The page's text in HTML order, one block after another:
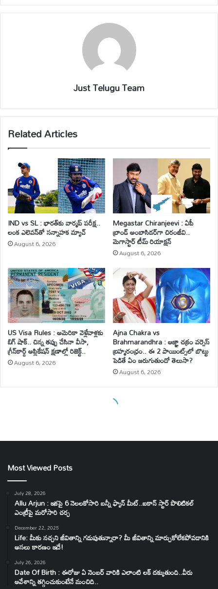
Most Viewed Posts
July 28, 2026
Allu Arjun : ఇకపై 6 నెలలకోసారి బన్నీ ఫ్యాన్ మీట్..ఐకాన్ స్టార్ పొలిటికల్
ఎంట్రీపై మరోసారి చర్చ
December 22, 2025
Life: మీకు నచ్చని జీవితాన్ని గడుపుతున్నారా? మీ జీవితాన్ని మార్చుకోలేకపోవడానికి
అసలు కారణం ఇదే!
July 26, 2026
Date Of Birth : ఈరోజు ఏ నెంబర్ వారికి ఎలాంటి లక్ దక్కుతుంది..వీరు
ఆవేశాన్ని తగ్గించుకుంటేనే మంచిది..